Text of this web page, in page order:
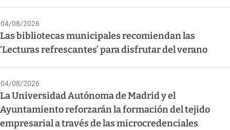
04/08/2026
Las bibliotecas municipales recomiendan las
‘Lecturas refrescantes’ para disfrutar del verano
04/08/2026
La Universidad Autónoma de Madrid y el
Ayuntamiento reforzarán la formación del tejido
empresarial a través de las microcredenciales